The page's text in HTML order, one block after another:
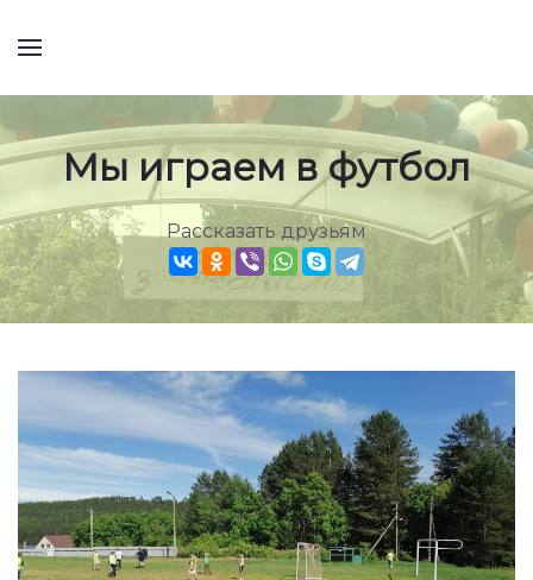
Мы играем в футбол
Рассказать друзьям